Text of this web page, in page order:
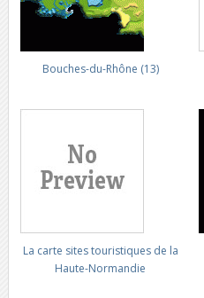
Bouches-du-Rhône (13)
La carte sites touristiques de la
Haute-Normandie